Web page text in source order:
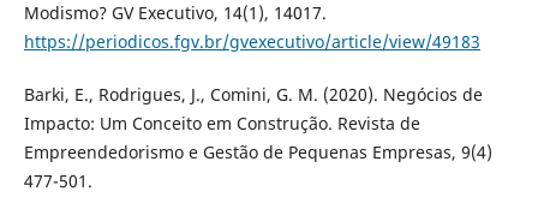
Modismo? GV Executivo, 14(1), 14017.
https://periodicos.fgv.br/gvexecutivo/article/view/49183
Barki, E., Rodrigues, J., Comini, G. M. (2020). Negócios de
Impacto: Um Conceito em Construção. Revista de
Empreendedorismo e Gestão de Pequenas Empresas, 9(4)
477-501.